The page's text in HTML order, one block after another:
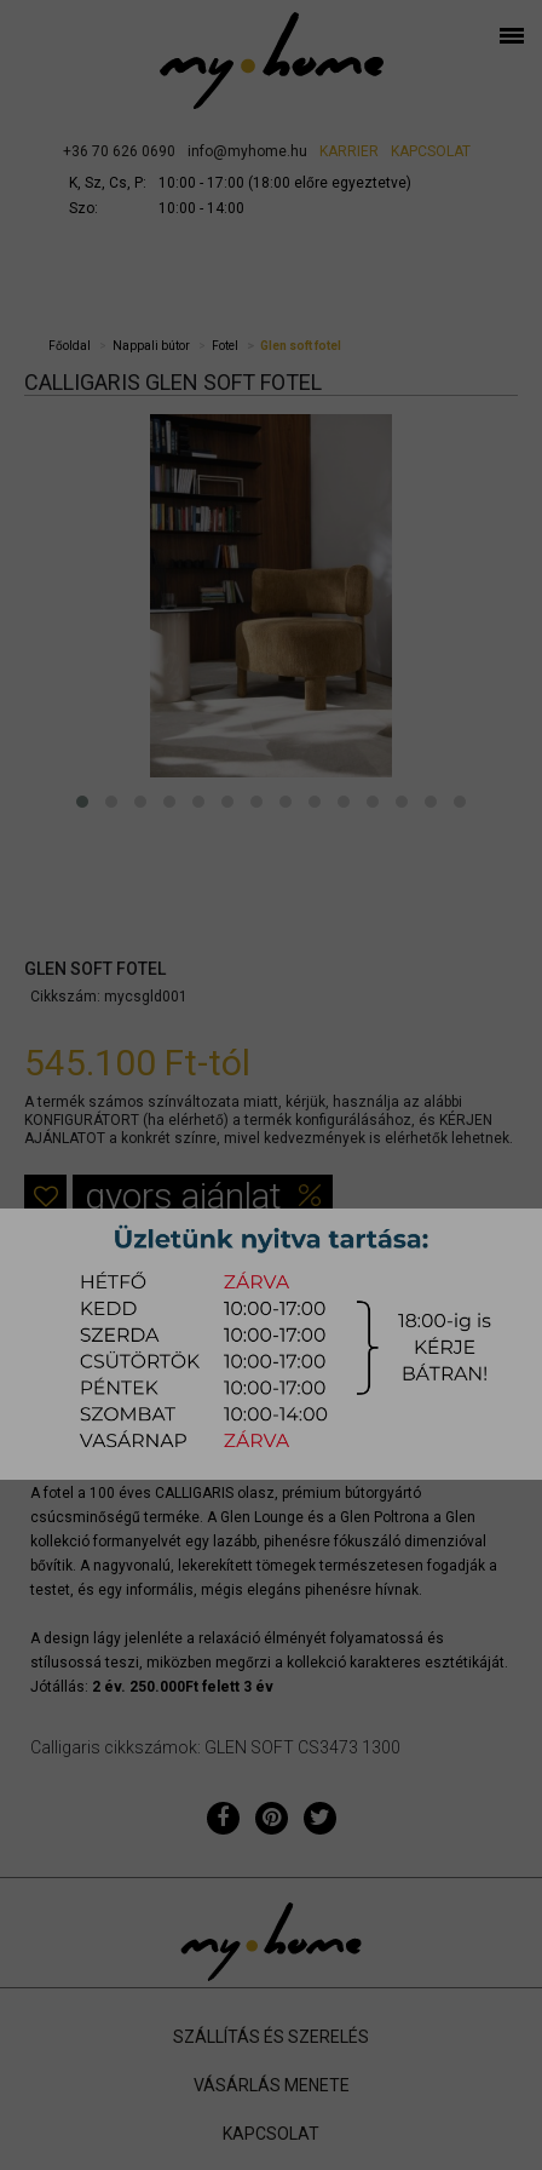
+36 70 626 0690 info@myhome.hu KARRIER
KAPCSOLAT
K, Sz, Cs, P:
10:00 - 17:00 (18:00 előre egyeztetve)
Szo:
10:00 - 14:00
Főoldal Nappali bútor Fotel Glen soft fotel
CALLIGARIS GLEN SOFT FOTEL
GLEN SOFT FOTEL
Cikkszám: mycsgld001
545.100 Ft-tól
A termék számos színváltozata miatt, kérjük, használja az alábbi
KONFIGURÁTORT (ha elérhető) a termék konfigurálásához, és KÉRJEN
AJÁNLATOT a konkrét színre, mivel kedvezmények is elérhetők lehetnek.
gyors ajánlat
Raktárra érkezés:10-12 hét
Szállítási módja:
bútorszállító
Készlet info:gyártásra
Szállítás, szerelés díjtáblázat (országos)
Konfigurátor
A fotel a 100 éves CALLIGARIS olasz, prémium bútorgyártó
csúcsminőségű terméke. A Glen Lounge és a Glen Poltrona a Glen
kollekció formanyelvét egy lazább, pihenésre fókuszáló dimenzióval
bővítik. A nagyvonalú, lekerekített tömegek természetesen fogadják a
testet, és egy informális, mégis elegáns pihenésre hívnak.
A design lágy jelenléte a relaxáció élményét folyamatossá és
stílusossá teszi, miközben megőrzi a kollekció karakteres esztétikáját.
Jótállás: 2 év. 250.000Ft felett 3 év
Calligaris cikkszámok: GLEN SOFT CS3473 1300
SZÁLLÍTÁS ÉS SZERELÉS
VÁSÁRLÁS MENETE
KAPCSOLAT